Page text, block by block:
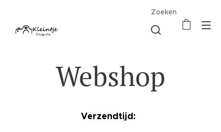
Zoeken
Webshop
Verzendtijd: